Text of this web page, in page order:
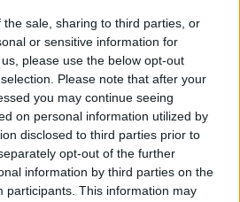
sale, sharing to third parties, or
or sensitive information for
please use the below opt-out
Please note that after your
you may continue seeing
on personal information utilized by
disclosed to third parties prior to
opt-out of the further
information by third parties on the
participants. This information may
12:18